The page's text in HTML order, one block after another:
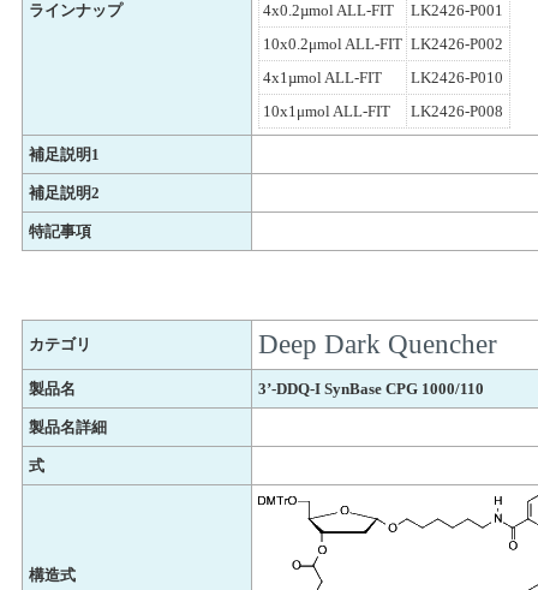
ラインナップ
4x0.2µmol ALL-FIT
LK2426-P001
10x0.2μmol ALL-FIT LK2426-P002
4x1µmol ALL-FIT
LK2426-P010
10x1μmol ALL-FIT
LK2426-P008
補足説明1
補足説明2
特記事項
カテゴリ Deep Dark Quencher
製品名 3’-DDQ-I SynBase CPG 1000/110
製品名詳細
式
構造式